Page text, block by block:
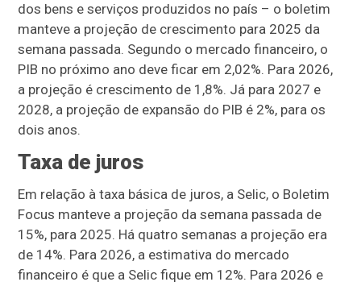
dos bens e serviços produzidos no país – o boletim
manteve a projeção de crescimento para 2025 da
semana passada. Segundo o mercado financeiro, o
PIB no próximo ano deve ficar em 2,02%. Para 2026,
a projeção é crescimento de 1,8%. Já para 2027 e
2028, a projeção de expansão do PIB é 2%, para os
dois anos.
Taxa de juros
Em relação à taxa básica de juros, a Selic, o Boletim
Focus manteve a projeção da semana passada de
15%, para 2025. Há quatro semanas a projeção era
de 14%. Para 2026, a estimativa do mercado
financeiro é que a Selic fique em 12%. Para 2026 e